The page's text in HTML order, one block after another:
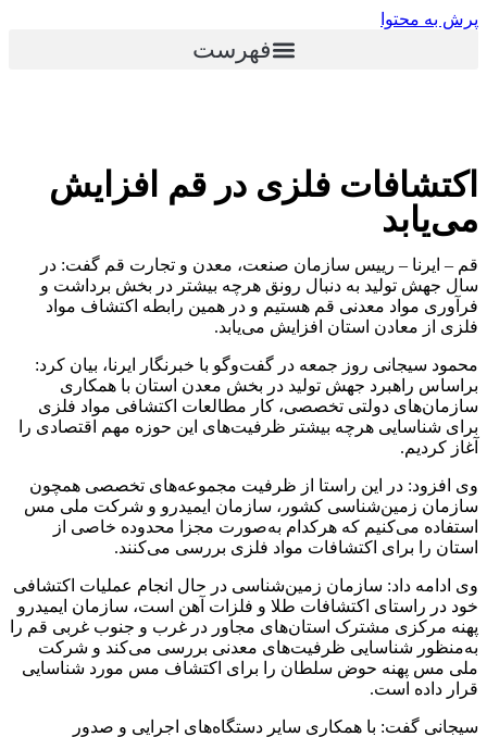
پرش به محتوا
فهرست
اکتشافات فلزی در قم افزایش
می‌یابد
قم – ایرنا – رییس سازمان صنعت، معدن و تجارت قم گفت: در
سال جهش تولید به دنبال رونق هرچه بیشتر در بخش برداشت و
فرآوری مواد معدنی قم هستیم و در همین رابطه اکتشاف مواد
فلزی از معادن استان افزایش می‌یابد.
محمود سیجانی روز جمعه در گفت‌وگو با خبرنگار ایرنا،‌ بیان کرد:
براساس راهبرد جهش تولید در بخش معدن استان‌ با همکاری
سازمان‌های دولتی تخصصی، کار مطالعات اکتشافی مواد فلزی
برای شناسایی هرچه بیشتر ظرفیت‌های این حوزه مهم اقتصادی را
آغاز کردیم.
وی افزود: در این راستا از ظرفیت مجموعه‌های تخصصی همچون
سازمان زمین‌شناسی کشور،‌ سازمان ایمیدرو و شرکت ملی مس
استفاده می‌کنیم که هرکدام به‌صورت مجزا محدوده خاصی از
استان را برای اکتشافات مواد فلزی بررسی می‌کنند.
وی ادامه داد: سازمان زمین‌شناسی در حال انجام عملیات اکتشافی
خود در راستای اکتشافات طلا و فلزات آهن است،‌ سازمان ایمیدرو
پهنه مرکزی مشترک استان‌های مجاور در غرب و جنوب غربی قم را
به‌منظور شناسایی ظرفیت‌های معدنی بررسی می‌کند و شرکت
ملی مس پهنه حوض سلطان را برای اکتشاف مس مورد شناسایی
قرار داده است.
سیجانی گفت: با همکاری سایر دستگاه‌های اجرایی و صدور